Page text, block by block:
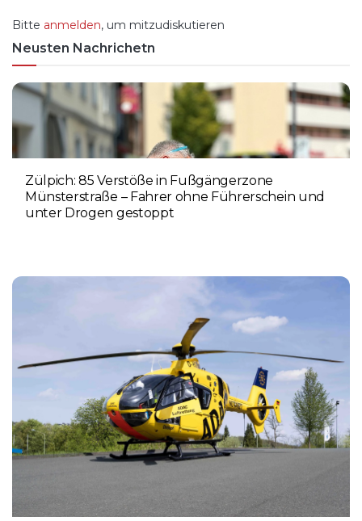
Bitte anmelden, um mitzudiskutieren
Neusten Nachrichetn
Zülpich: 85 Verstöße in Fußgängerzone
Münsterstraße – Fahrer ohne Führerschein und
unter Drogen gestoppt